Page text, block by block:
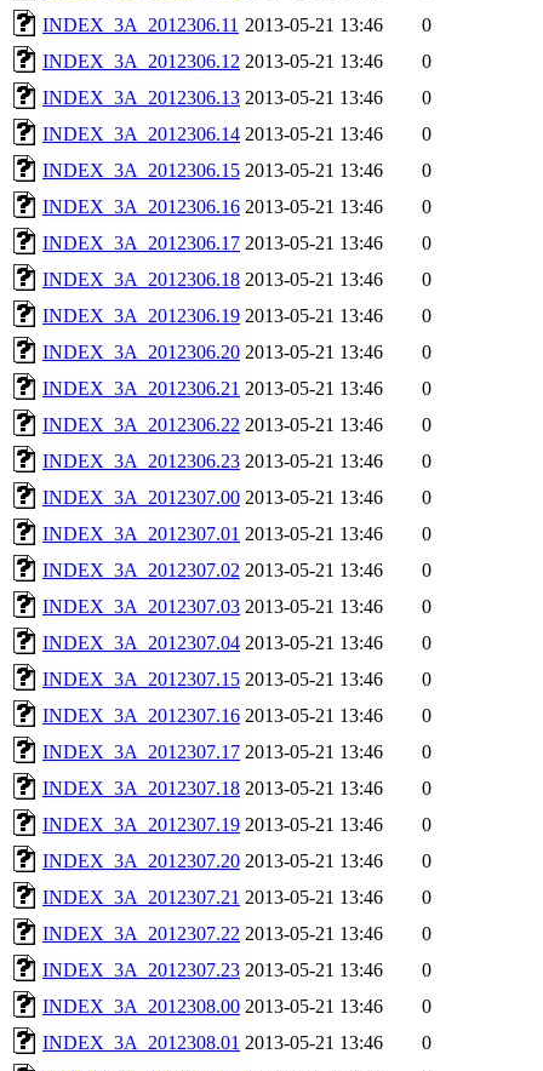
INDEX_3A_2012306.11 2013-05-21 13:46
0
INDEX_3A_2012306.12 2013-05-21 13:46
0
INDEX_3A_2012306.13 2013-05-21 13:46
0
INDEX_3A_2012306.14 2013-05-21 13:46
0
INDEX_3A_2012306.15 2013-05-21 13:46
0
INDEX_3A_2012306.16 2013-05-21 13:46
0
INDEX_3A_2012306.17 2013-05-21 13:46
0
INDEX_3A_2012306.18 2013-05-21 13:46
0
INDEX_3A_2012306.19 2013-05-21 13:46
0
INDEX_3A_2012306.20 2013-05-21 13:46
0
INDEX_3A_2012306.21 2013-05-21 13:46
0
INDEX_3A_2012306.22 2013-05-21 13:46
0
INDEX_3A_2012306.23 2013-05-21 13:46
0
INDEX_3A_2012307.00 2013-05-21 13:46
0
INDEX_3A_2012307.01 2013-05-21 13:46
0
INDEX_3A_2012307.02 2013-05-21 13:46
0
INDEX_3A_2012307.03 2013-05-21 13:46
0
INDEX_3A_2012307.04 2013-05-21 13:46
0
INDEX_3A_2012307.15 2013-05-21 13:46
0
INDEX_3A_2012307.16 2013-05-21 13:46
0
INDEX_3A_2012307.17 2013-05-21 13:46
0
INDEX_3A_2012307.18 2013-05-21 13:46
0
INDEX_3A_2012307.19 2013-05-21 13:46
0
INDEX_3A_2012307.20 2013-05-21 13:46
0
INDEX_3A_2012307.21 2013-05-21 13:46
0
INDEX_3A_2012307.22 2013-05-21 13:46
0
INDEX_3A_2012307.23 2013-05-21 13:46
0
INDEX_3A_2012308.00 2013-05-21 13:46
0
INDEX_3A_2012308.01 2013-05-21 13:46
0